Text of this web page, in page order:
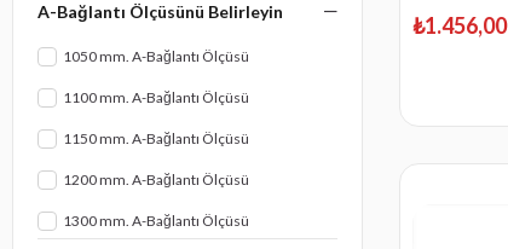
ÇEKİ DEMİRLERİ
İNDİRİMLİ ÜRÜNLER
YENİ ÜRÜNLER
KAMPANYALAR
ÇEKİ DEMİRİ AKSESUARLARI
ÇOK SATANLAR
SPP
A-Bağlantı Ölçüsünü Belirleyin
1050 mm. A-Bağlantı Ölçüsü
1100 mm. A-Bağlantı Ölçüsü
1150 mm. A-Bağlantı Ölçüsü
1200 mm. A-Bağlantı Ölçüsü
1300 mm. A-Bağlantı Ölçüsü
₺1.456,00